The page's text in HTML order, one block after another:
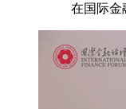
在国际金